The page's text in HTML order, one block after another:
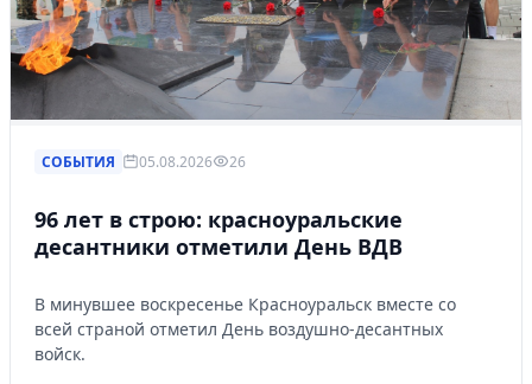
СОБЫТИЯ 05.08.2026 26
96 лет в строю: красноуральские
десантники отметили День ВДВ
В минувшее воскресенье Красноуральск вместе со
всей страной отметил День воздушно-десантных
войск.